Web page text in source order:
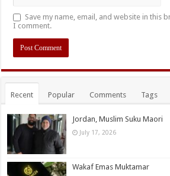
Save my name, email, and website in this
I comment.
Recent Popular Comments Tags
Jordan, Muslim Suku Maori
July 17, 2026
Wakaf Emas Muktamar